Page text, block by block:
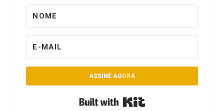
ASSINE AGORA